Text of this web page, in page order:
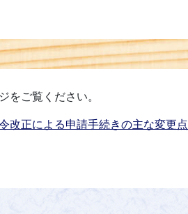
をご覧ください。
正による申請手続きの主な変更点